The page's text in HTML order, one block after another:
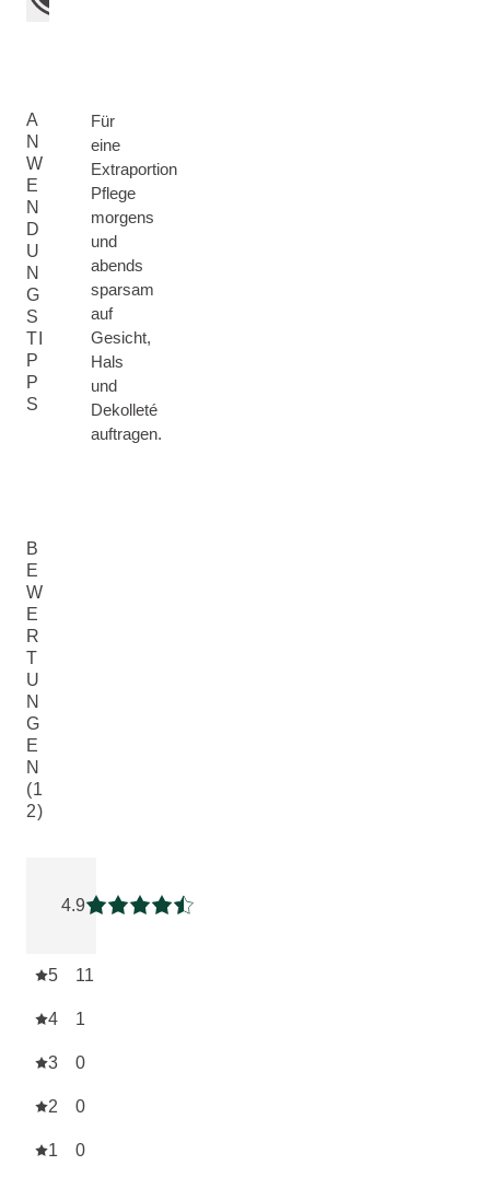
A
N
W
E
N
D
U
N
G
S
TI
P
P
S
Für
eine
Extraportion
Pflege
morgens
und
abends
sparsam
auf
Gesicht,
Hals
und
Dekolleté
auftragen.
B
E
W
E
R
T
U
N
G
E
N
(1
2)
4.9
Aktuelle Bewertung: 4.9166665 von 5
5 11
4 1
3 0
2 0
1 0